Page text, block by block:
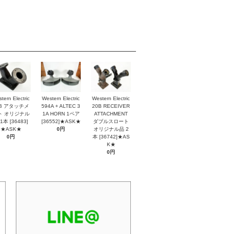
Electric
アタッチメ
オリジナル
本 [36483]
★ASK★
0円
Western Electric
594A + ALTEC 3
1A HORN 1ペア
[36552]★ASK★
0円
Western Electric
20B RECEIVER
ATTACHMENT
ダブルスロート
オリジナル品 2
本 [36742]★AS
K★
0円